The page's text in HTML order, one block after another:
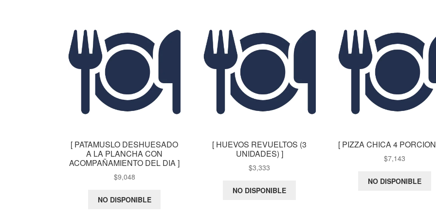
[ PATAMUSLO DESHUESADO
A LA PLANCHA CON
ACOMPAÑAMIENTO DEL DIA ]
$9,048
NO DISPONIBLE
[ HUEVOS REVUELTOS (3
UNIDADES) ]
$3,333
NO DISPONIBLE
[ PIZZA CHICA 4
$7,143
NO DISPONIBLE